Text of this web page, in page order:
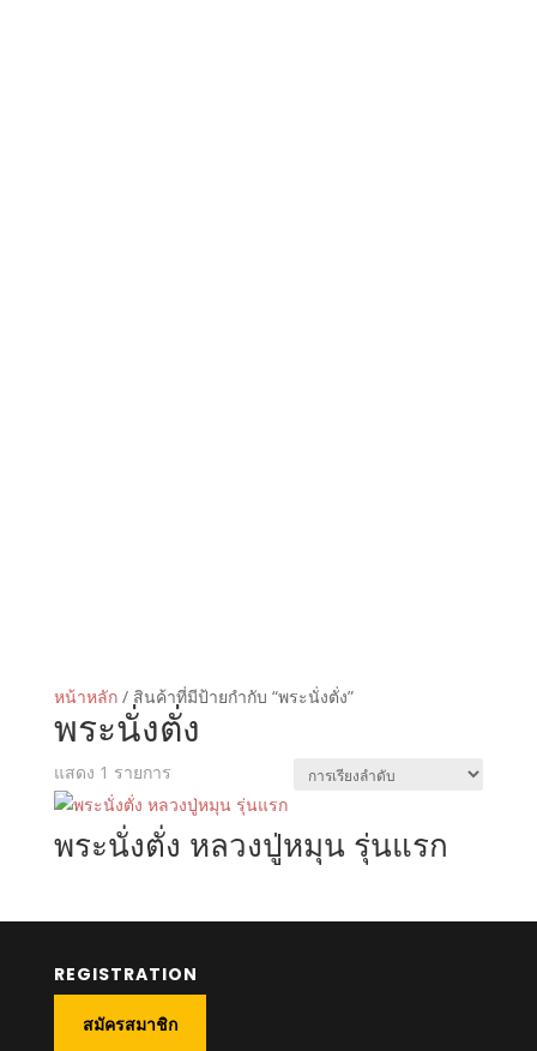
หน้าหลัก/ สินค้าที่มีป้ายกำกับ “พระนั่งตั่ง”
พระนั่งตั่ง
แสดง 1 รายการ
พระนั่งตั่ง หลวงปู่หมุน รุ่นแรก
REGISTRATION
สมัครสมาชิก